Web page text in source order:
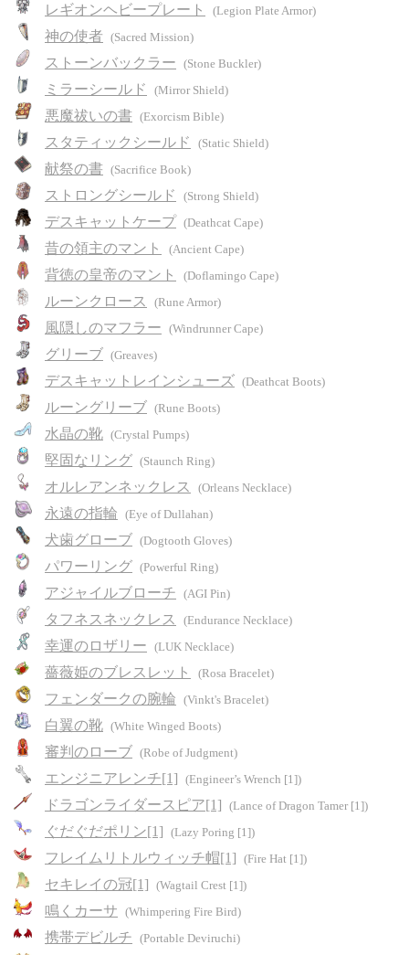
レギオンヘビープレート (Legion Plate Armor)
神の使者 (Sacred Mission)
ストーンバックラー (Stone Buckler)
ミラーシールド (Mirror Shield)
悪魔祓いの書 (Exorcism Bible)
スタティックシールド (Static Shield)
献祭の書 (Sacrifice Book)
ストロングシールド (Strong Shield)
デスキャットケープ (Deathcat Cape)
昔の領主のマント (Ancient Cape)
背徳の皇帝のマント (Doflamingo Cape)
ルーンクロース (Rune Armor)
風隠しのマフラー (Windrunner Cape)
グリーブ (Greaves)
デスキャットレインシューズ (Deathcat Boots)
ルーングリーブ (Rune Boots)
水晶の靴 (Crystal Pumps)
堅固なリング (Staunch Ring)
オルレアンネックレス (Orleans Necklace)
永遠の指輪 (Eye of Dullahan)
犬歯グローブ (Dogtooth Gloves)
パワーリング (Powerful Ring)
アジャイルブローチ (AGI Pin)
タフネスネックレス (Endurance Necklace)
幸運のロザリー (LUK Necklace)
薔薇姫のブレスレット (Rosa Bracelet)
フェンダークの腕輪 (Vinkt's Bracelet)
白翼の靴 (White Winged Boots)
審判のローブ (Robe of Judgment)
エンジニアレンチ[1] (Engineer’s Wrench [1])
ドラゴンライダースピア[1] (Lance of Dragon Tamer [1])
ぐだぐだポリン[1] (Lazy Poring [1])
フレイムリトルウィッチ帽[1] (Fire Hat [1])
セキレイの冠[1] (Wagtail Crest [1])
鳴くカーサ (Whimpering Fire Bird)
携帯デビルチ (Portable Deviruchi)